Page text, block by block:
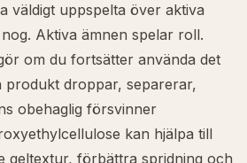
väldigt uppspelta över aktiva
Aktiva ämnen spelar roll.
om du fortsätter använda det
produkt droppar, separerar,
obehaglig försvinner
kan hjälpa till
geltextur, förbättra spridning och